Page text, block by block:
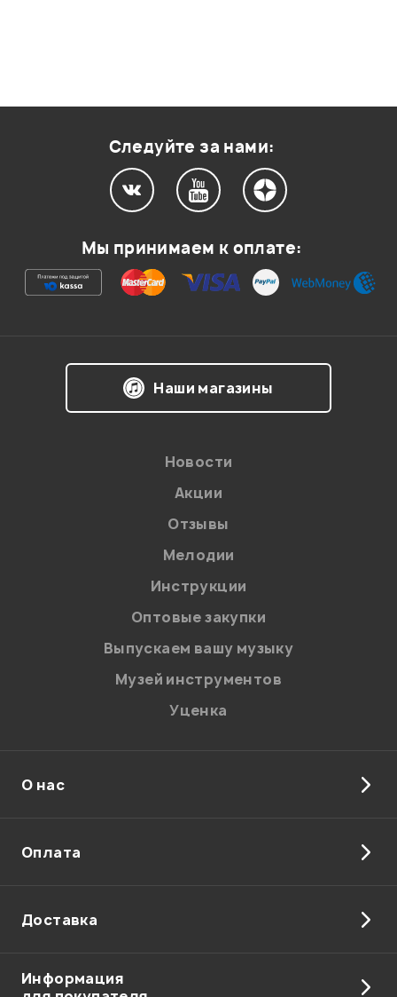
Следуйте за нами:
Мы принимаем к оплате:
Наши магазины
Новости
Акции
Отзывы
Мелодии
Инструкции
Оптовые закупки
Выпускаем вашу музыку
Музей инструментов
Уценка
О нас
Оплата
Доставка
Информация